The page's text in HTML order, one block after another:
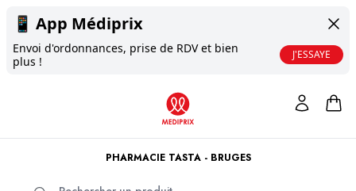
📱 App Médiprix
Envoi d'ordonnances, prise de RDV et bien
plus !
J'ESSAYE
PHARMACIE TASTA - BRUGES